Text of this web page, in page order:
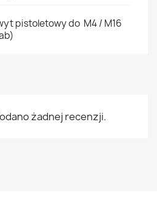
pistoletowy do M4 / M16
żadnej recenzji.